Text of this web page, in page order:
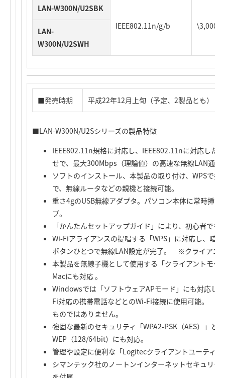
LAN-W300N/U2SBK
IEEE802.11n/g/b
\3,000
LAN-
W300N/U2SWH
■発売時期 平成22年12月上旬（予定、2製品とも）
■LAN-W300N/U2Sシリーズの製品特徴
IEEE802.11n規格に対応し、IEEE802.11nに対応した
せで、最大300Mbps（理論値）の高速な無線LAN通信
ソフトのインストール、本製品の取り付け、WPSで
で、無線ルータなどの親機と接続可能。
重さ4gのUSB無線アダプタ。パソコン本体に常時挿
プ。
「かんたんセットアップガイド」により、初心者で
Wi-Fiアライアンスの提唱する「WPS」に対応し、暗
ボタンひとつで無線LAN設定が完了。 ※クライアン
本製品を無線子機として使用する「クライアントモ
Macにも対応 。
Windowsでは「ソフトウェアAPモード」にも対応し
Fi対応の携帯電話などとのWi-Fi接続に使用可能。 ※
ものではありません。
強固な最新のセキュリティ「WPA2-PSK（AES）」と
WEP（128/64bit）にも対応。
管理や設定に便利な「Logitecクライアントユーティ
シマンテック社のノートンインターネットセキュリ